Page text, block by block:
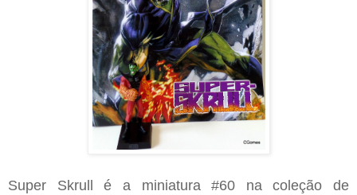
Super Skrull é a miniatura #60 na coleção de